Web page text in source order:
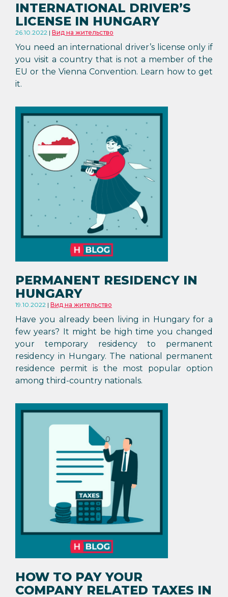
INTERNATIONAL DRIVER’S
LICENSE IN HUNGARY
26.10.2022 Вид на жительство
You need an international driver’s license only if
you visit a country that is not a member of the
EU or the Vienna Convention. Learn how to get
it.
PERMANENT RESIDENCY IN
HUNGARY
19.10.2022 Вид на жительство
Have you already been living in Hungary for a
few years? It might be high time you changed
your temporary residency to permanent
residency in Hungary. The national permanent
residence permit is the most popular option
among third-country nationals.
HOW TO PAY YOUR
COMPANY RELATED TAXES IN